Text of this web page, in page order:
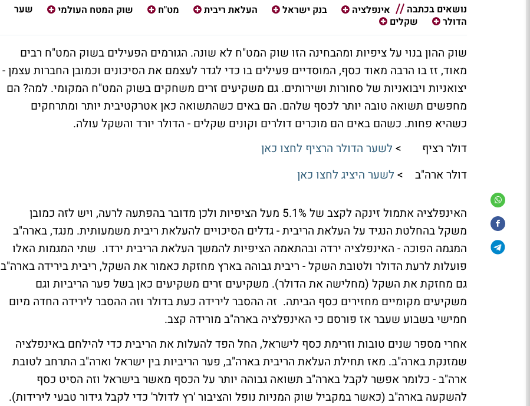
נושאים בכתבה אינפלציה בנק ישראל העלאת ריבית מט"ח שוק המטח העולמי
שער
הדולר
שקלים
שוק ההון בנוי על ציפיות ומהבחינה הזו שוק המט"ח לא שונה. הגורמים הפעילים בשוק המט"ח רבים
מאוד, זז בו הרבה מאוד כסף, המוסדיים פעילים בו כדי לגדר לעצמם את הסיכונים וכמובן החברות עצמן -
יצואניות ויבואניות של סחורות ושירותים. גם משקיעים זרים משחקים בשוק המט"ח המקומי. למה? הם
מחפשים תשואה טובה יותר לכסף שלהם. הם באים כשהתשואה כאן אטרקטיבית יותר ומתרחקים
כשהיא פחות. כשהם באים הם מוכרים דולרים וקונים שקלים - הדולר יורד והשקל עולה.
דולר רציף > לשער הדולר הרציף לחצו כאן
דולר ארה"ב > לשער היציג לחצו כאן
האינפלציה אתמול זינקה לקצב של 5.1% מעל הציפיות ולכן מדובר בהפתעה לרעה, ויש לזה כמובן
משקל בהחלטת הנגיד על העלאת הריבית - גדלים הסיכויים להעלאת ריבית משמעותית. מנגד, בארה"ב
המגמה הפוכה - האינפלציה ירדה ובהתאמה הציפיות להמשך העלאת הריבית ירדו. שתי המגמות האלו
פועלות לרעת הדולר ולטובת השקל - ריבית גבוהה בארץ מחזקת כאמור את השקל, ריבית בירידה בארה"ב
גם מחזקת את השקל (מחלישה את הדולר). משקיעים זרים משקיעים כאן בשל פער הריביות וגם
משקיעים מקומיים מחזירים כסף הביתה. זה ההסבר לירידה כעת בדולר וזה ההסבר לירידה החדה מיום
חמישי בשבוע שעבר אז פורסם כי האינפלציה בארה"ב מורידה קצב.
אחרי מספר שנים טובות וזרימת כסף לישראל, החל הפד להעלות את הריבית כדי להילחם באינפלציה
שמזנקת בארה"ב. מאז תחילת העלאת הריבית בארה"ב, פער הריביות בין ישראל וארה"ב התרחב לטובת
ארה"ב - כלומר אפשר לקבל בארה"ב תשואה גבוהה יותר על הכסף מאשר בישראל וזה הסיט כסף
להשקעה בארה"ב (כאשר במקביל שוק המניות נופל והציבור 'רץ לדולר' כדי לקבל גידור טבעי לירידות).